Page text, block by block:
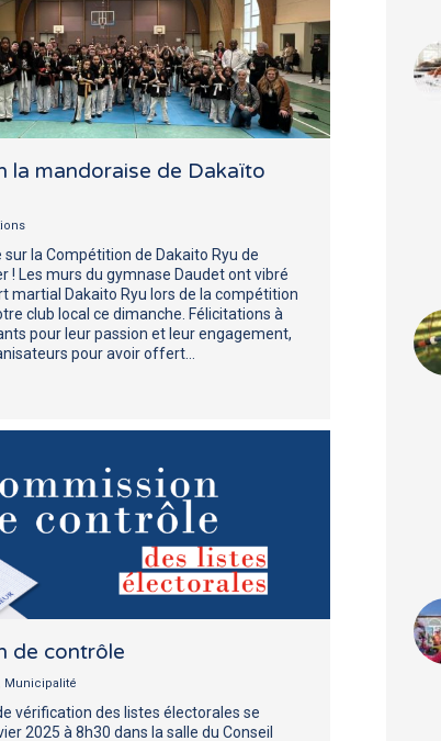
la mandoraise de Dakaïto
la Compétition de Dakaito Ryu de
! Les murs du gymnase Daudet ont vibré
martial Dakaito Ryu lors de la compétition
club local ce dimanche. Félicitations à
pour leur passion et leur engagement,
pour avoir offert…
de contrôle
Municipalité
vérification des listes électorales se
2025 à 8h30 dans la salle du Conseil